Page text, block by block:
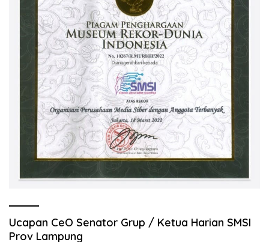
Ucapan CeO Senator Grup / Ketua Harian SMSI
Prov Lampung